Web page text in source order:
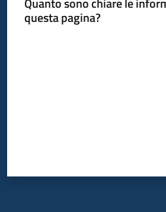
questa pagina?